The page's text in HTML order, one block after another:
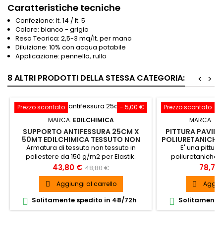
Caratteristiche tecniche
Confezione: lt. 14 / lt. 5
Colore: bianco - grigio
Resa Teorica: 2,5-3 mq/lt. per mano
Diluizione: 10% con acqua potabile
Applicazione: pennello, rullo
8 ALTRI PRODOTTI DELLA STESSA CATEGORIA: >
<
- 5,00 €
Prezzo scontato
MARCA: EDILCHIMICA
SUPPORTO ANTIFESSURA 25CM X
50MT EDILCHIMICA TESSUTO NON
TESSUTO ELASTIK
Armatura di tessuto non tessuto in
poliestere da 150 g/m2 per Elastik.
SPEDIZIONE GRATUITA
Prezzo
43,80 € Prezzo
base
48,80 €
 Aggiungi al carrello
 Solitamente spedito in 48/72h
Prezzo scontato
MARCA:
PITTURA
E' una
poliuretaniche
protezione e
cemento di
garage,

